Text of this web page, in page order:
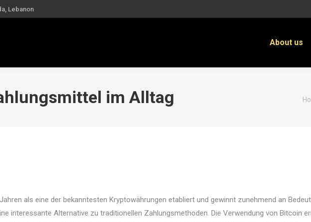
Lebanon
About us
im Alltag
als eine der bekanntesten Kryptowährungen etabliert und gewinnt zunehmend an
interessante Alternative zu traditionellen Zahlungsmethoden. Die Verwendung von Bitcoin